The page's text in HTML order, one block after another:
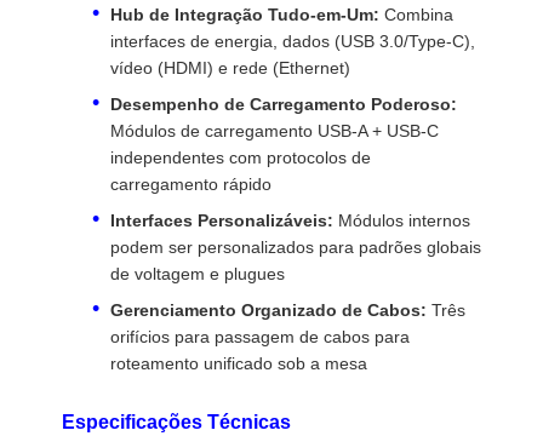
Casa Produtos Vídeos
Fábrica
Controle De
Qualidade
Fale
Conosco
Notícias
Hub de Integração Tudo-em-Um: Combina
interfaces de energia, dados (USB 3.0/Type-C),
vídeo (HDMI) e rede (Ethernet)
Desempenho de Carregamento Poderoso:
Módulos de carregamento USB-A + USB-C
independentes com protocolos de
carregamento rápido
Interfaces Personalizáveis: Módulos internos
podem ser personalizados para padrões globais
de voltagem e plugues
Gerenciamento Organizado de Cabos: Três
orifícios para passagem de cabos para
roteamento unificado sob a mesa
Especificações Técnicas